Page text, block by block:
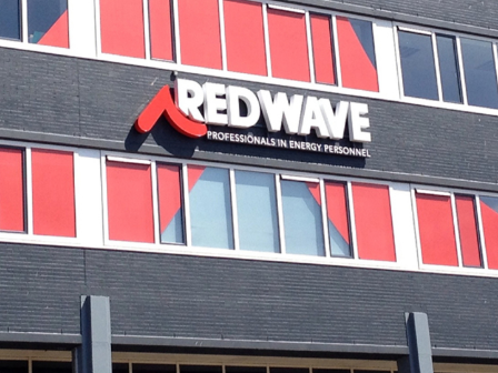
PRODUCTEN
MATERIALEN
DIENSTEN
OVER ONS
CONTACT
WEBSHOP